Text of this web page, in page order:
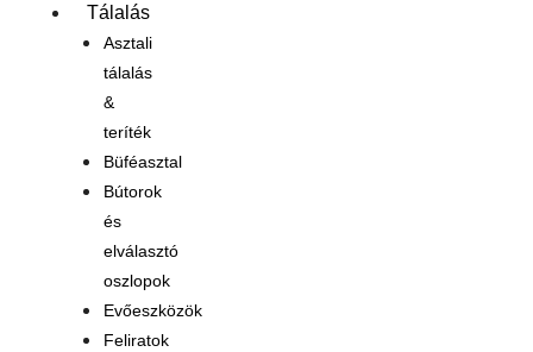
Tálalás
Asztali
tálalás
&
teríték
Büféasztal
Bútorok
és
elválasztó
oszlopok
Evőeszközök
Feliratok